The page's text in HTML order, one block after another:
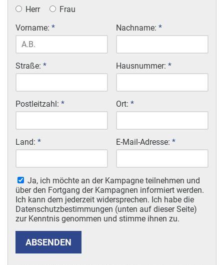
Herr
Frau
Vorname: * Nachname: *
Straße: * Hausnummer: *
Postleitzahl: * Ort: *
Land: * E-Mail-Adresse: *
Ja, ich möchte an der Kampagne teilnehmen und
über den Fortgang der Kampagnen informiert werden.
Ich kann dem jederzeit widersprechen. Ich habe die
Datenschutzbestimmungen (unten auf dieser Seite)
zur Kenntnis genommen und stimme ihnen zu.
ABSENDEN